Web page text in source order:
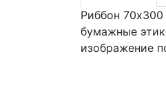
Риббон
бумажные
изображение